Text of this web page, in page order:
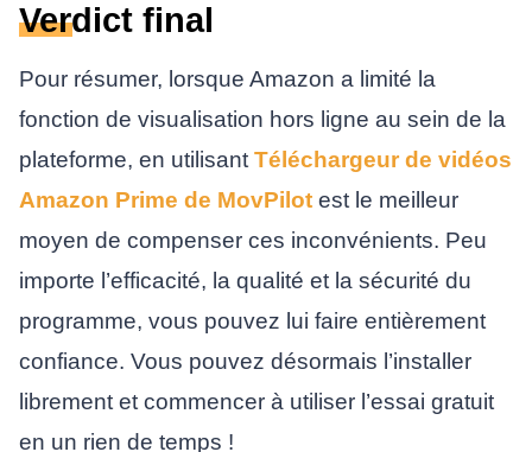
Verdict final
Pour résumer, lorsque Amazon a limité la
fonction de visualisation hors ligne au sein de la
plateforme, en utilisant Téléchargeur de vidéos
Amazon Prime de MovPilotest le meilleur
moyen de compenser ces inconvénients. Peu
importe l’efficacité, la qualité et la sécurité du
programme, vous pouvez lui faire entièrement
confiance. Vous pouvez désormais l’installer
librement et commencer à utiliser l’essai gratuit
en un rien de temps !